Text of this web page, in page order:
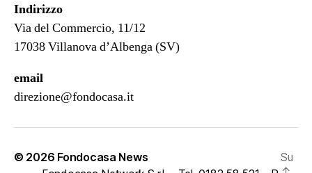
Indirizzo
Via del Commercio, 11/12
17038 Villanova d’Albenga (SV)
email
direzione@fondocasa.it
© 2026 Fondocasa News
Su